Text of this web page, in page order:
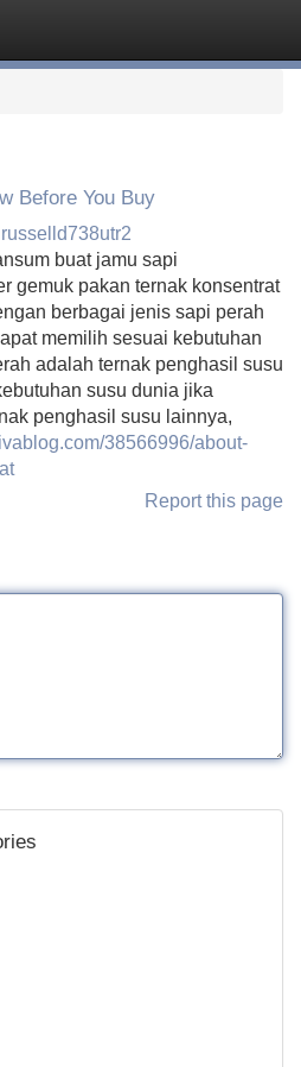
Before You Buy
russelld738utr2
buat jamu sapi
gemuk pakan ternak konsentrat
berbagai jenis sapi perah
memilih sesuai kebutuhan
adalah ternak penghasil susu
susu dunia jika
penghasil susu lainnya,
38566996/about-
Report this page